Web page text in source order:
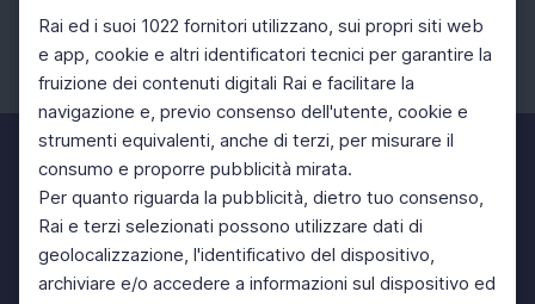
Rai ed i suoi 1022 fornitori utilizzano, sui propri siti web
e app, cookie e altri identificatori tecnici per garantire la
fruizione dei contenuti digitali Rai e facilitare la
navigazione e, previo consenso dell'utente, cookie e
strumenti equivalenti, anche di terzi, per misurare il
consumo e proporre pubblicità mirata.
Per quanto riguarda la pubblicità, dietro tuo consenso,
Rai e terzi selezionati possono utilizzare dati di
geolocalizzazione, l'identificativo del dispositivo,
archiviare e/o accedere a informazioni sul dispositivo ed
Facebook Instagram Twitter